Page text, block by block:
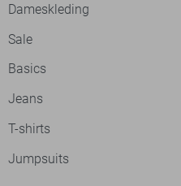
Dameskleding
Sale
Basics
Jeans
T-shirts
Jumpsuits